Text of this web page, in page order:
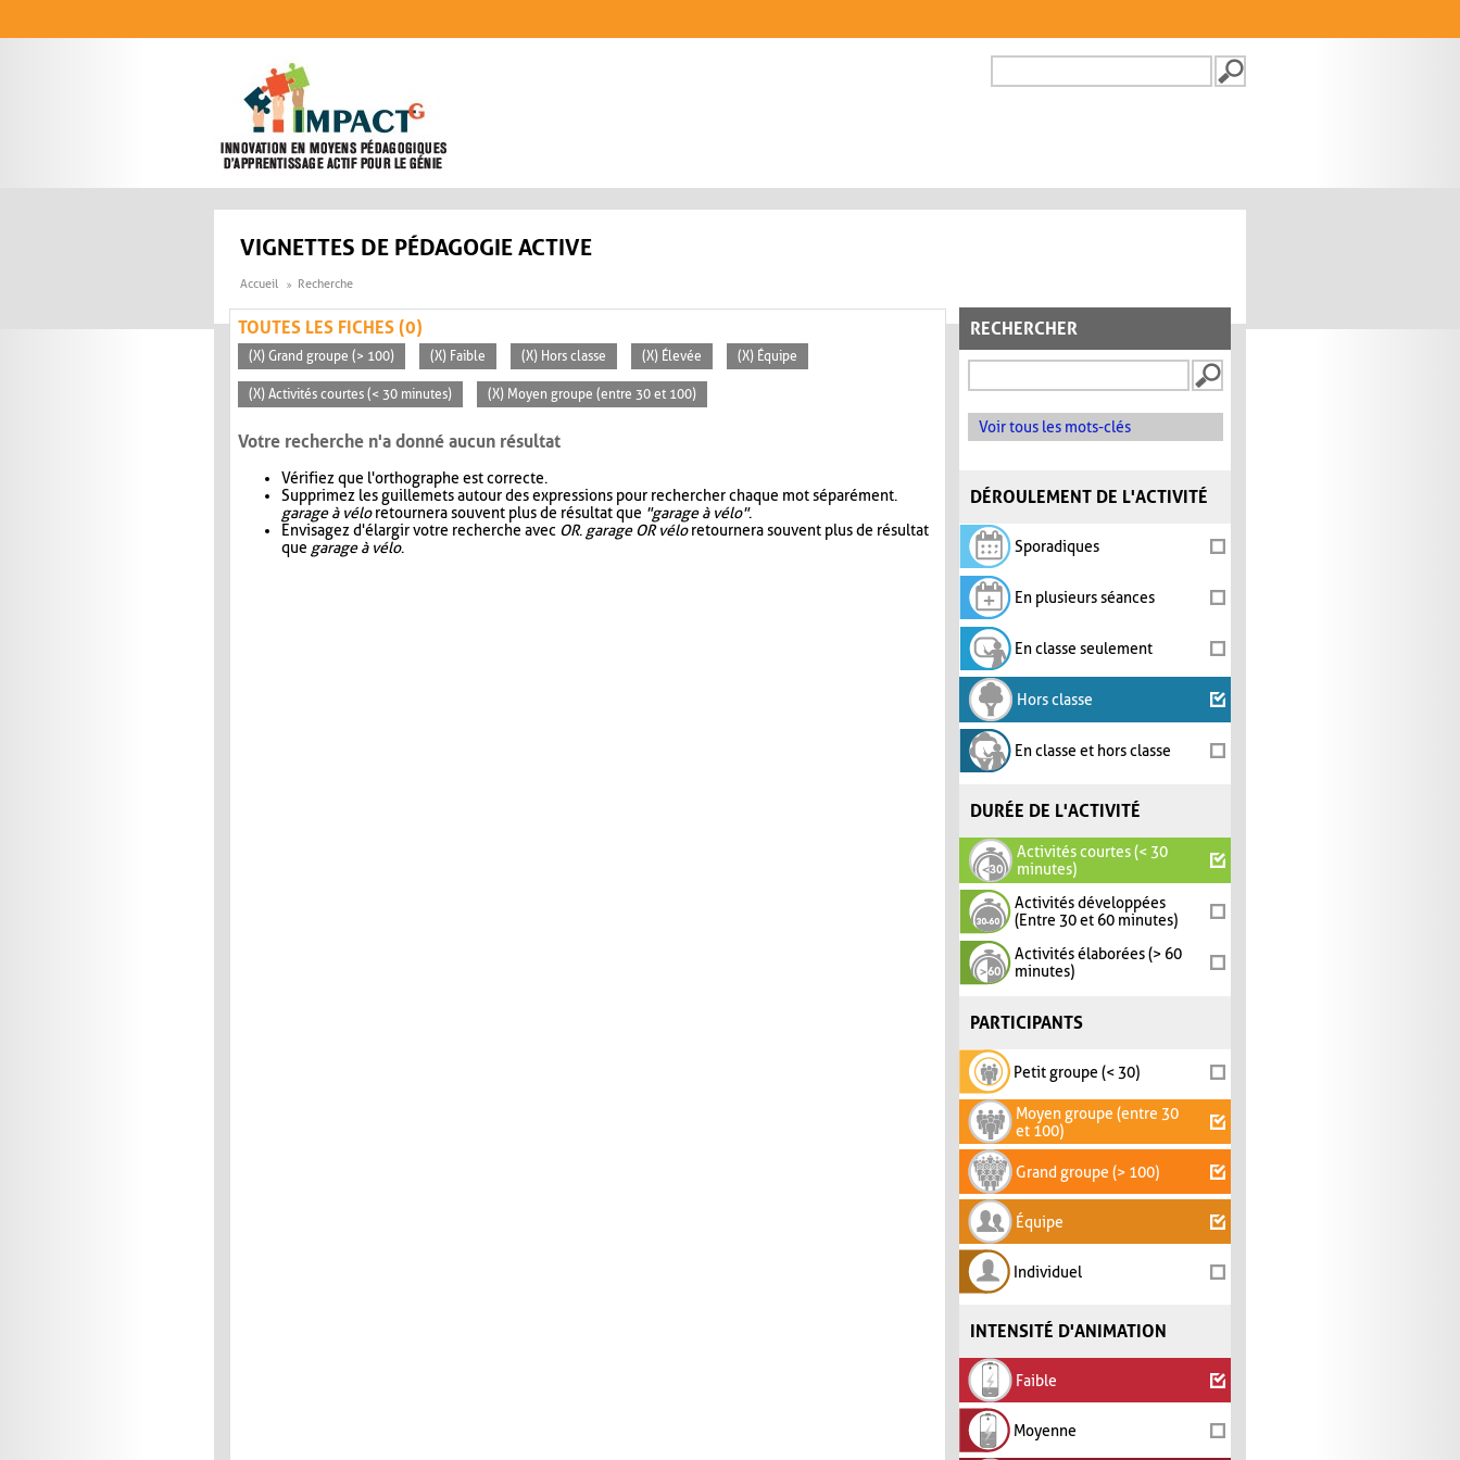
FORMULAIRE DE
VIGNETTES DE PÉDAGOGIE ACTIVE
Accueil Recherche
RECHERCHER
Voir tous les mots-clés
DÉROULEMENT DE L'ACTIVITÉ
Sporadiques
En plusieurs séances
En classe seulement
Hors classe
En classe et hors classe
DURÉE DE L'ACTIVITÉ
Activités courtes (< 30
minutes)
Activités développées
(Entre 30 et 60 minutes)
Activités élaborées (> 60
minutes)
PARTICIPANTS
Petit groupe (< 30)
Moyen groupe (entre 30
et 100)
Grand groupe (> 100)
Équipe
Individuel
INTENSITÉ D'ANIMATION
Faible
Moyenne
TOUTES LES FICHES (0)
(X) Grand groupe (> 100) (X) Faible (X) Hors classe (X) Élevée (X) Équipe
(X) Activités courtes (< 30 minutes) (X) Moyen groupe (entre 30 et 100)
Votre recherche n'a donné aucun résultat
Vérifiez que l'orthographe est correcte.
Supprimez les guillemets autour des expressions pour rechercher chaque mot séparément.
garage à véloretournera souvent plus de résultat que "garage à vélo".
Envisagez d'élargir votre recherche avec OR. garage OR véloretournera souvent plus de résultat
que garage à vélo.